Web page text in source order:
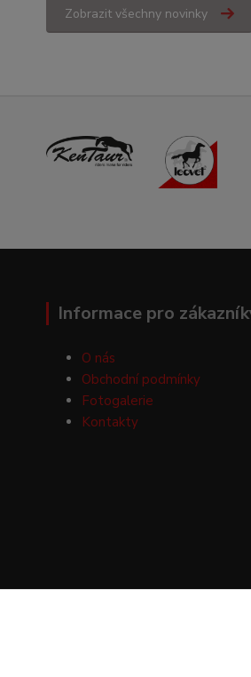
Zobrazit všechny novinky
Informace pro
O nás
Obchodní podmínky
Fotogalerie
Kontakty